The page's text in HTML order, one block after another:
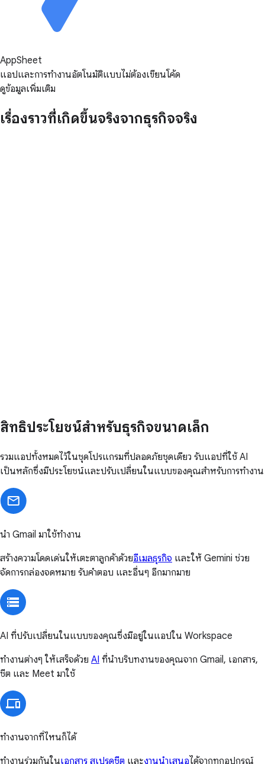
AppSheet
แอปและการทำงานอัตโนมัติแบบไม่ต้องเขียนโค้ด
ดูข้อมูลเพิ่มเติม
เรื่องราวที่เกิดขึ้นจริงจากธุรกิจจริง
สิทธิประโยชน์สำหรับธุรกิจขนาดเล็ก
รวมแอปทั้งหมดไว้ในชุดโปรแกรมที่ปลอดภัยชุดเดียว รับแอปที่ใช้ AI
เป็นหลักซึ่งมีประโยชน์และปรับเปลี่ยนในแบบของคุณสำหรับการทำงาน
นำ Gmail มาใช้ทำงาน
สร้างความโดดเด่นให้เตะตาลูกค้าด้วยอีเมลธุรกิจ และให้ Gemini ช่วย
จัดการกล่องจดหมาย รับคำตอบ และอื่นๆ อีกมากมาย
AI ที่ปรับเปลี่ยนในแบบของคุณซึ่งมีอยู่ในแอปใน Workspace
ทำงานต่างๆ ให้เสร็จด้วย AI ที่นำบริบทงานของคุณจาก Gmail, เอกสาร,
ชีต และ Meet มาใช้
ทำงานจากที่ไหนก็ได้
ทำงานร่วมกันในเอกสาร สเปรดชีต และงานนำเสนอได้จากทุกอุปกรณ์